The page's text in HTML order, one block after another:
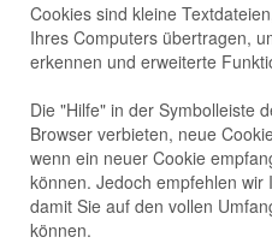
Cookies sind kleine
Ihres Computers übertragen,
erkennen und erweiterte
Die "Hilfe" in der Symbolleiste
Browser verbieten, neue
wenn ein neuer Cookie
können. Jedoch empfehlen
damit Sie auf den vollen
können.